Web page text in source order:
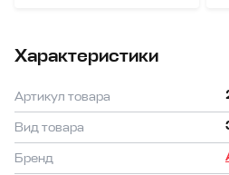
Характеристики
Артикул товара
Вид товара
Бренд